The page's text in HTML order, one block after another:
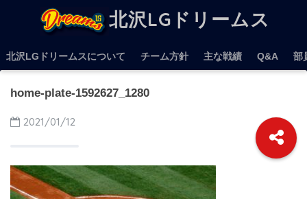
北沢LGドリームス
北沢LGドリームスについて チーム方針 主な戦績 Q&A 部
home-plate-1592627_1280
2021/01/12